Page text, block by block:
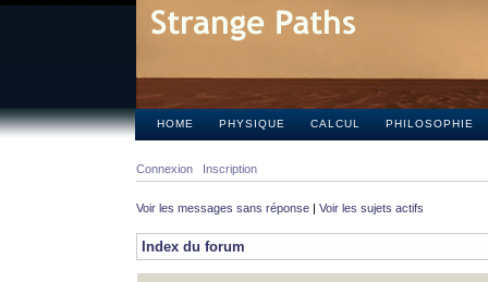
HOME PHYSIQUE CALCUL PHILOSOPHIE
Connexion Inscription
Voir les messages sans réponse | Voir les sujets actifs
Index du forum